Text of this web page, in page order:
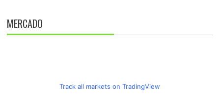
MERCADO
Track all markets on TradingView